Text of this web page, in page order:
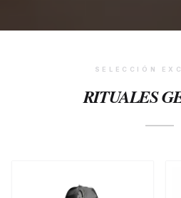
SELECCIÓN
RITUALES